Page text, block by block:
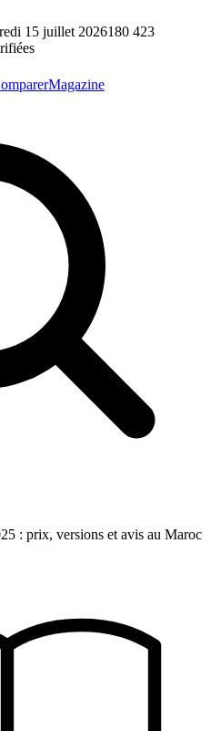
15 juillet 2026180 423
Magazine
: prix, versions et avis au Maroc